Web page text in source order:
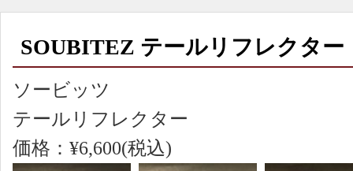
SOUBITEZ テールリフレクター
ソービッツ
テールリフレクター
価格：¥6,600(税込)